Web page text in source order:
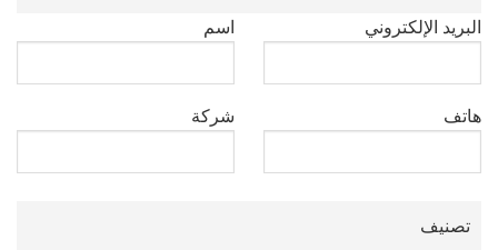
اسم
شركة
البريد الإلكتروني
هاتف
تصنيف